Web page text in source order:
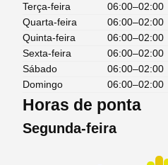
Terça-feira
06:00–02:00
Quarta-feira
06:00–02:00
Quinta-feira
06:00–02:00
Sexta-feira
06:00–02:00
Sábado
06:00–02:00
Domingo
06:00–02:00
Horas de ponta
Segunda-feira